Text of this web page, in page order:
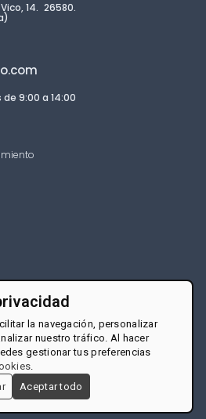
14. 26580.
9:00 a 14:00
la navegación, personalizar
nuestro tráfico. Al hacer
gestionar tus preferencias
.
Aceptar todo